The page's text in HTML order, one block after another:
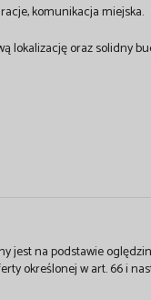
komunikacja miejska.
lokalizację oraz solidny
jest na podstawie
określonej w art. 66 i